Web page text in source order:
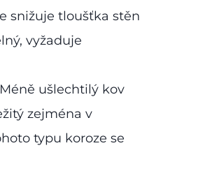
snižuje tloušťka stěn
vyžaduje
ušlechtilý kov
zejména v
typu koroze se